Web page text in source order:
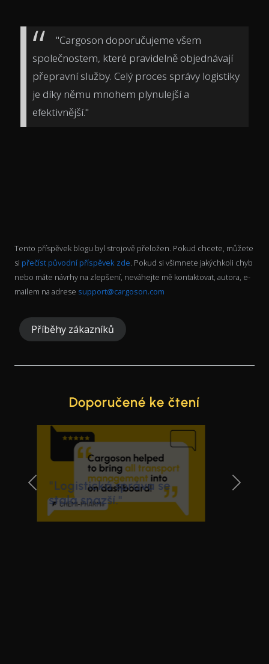
"Cargoson doporučujeme všem
společnostem, které pravidelně objednávají
přepravní služby. Celý proces správy logistiky
je díky němu mnohem plynulejší a
efektivnější."
Tento příspěvek blogu byl strojově přeložen. Pokud chcete, můžete
si přečíst původní příspěvek zde. Pokud si všimnete jakýchkoli chyb
nebo máte návrhy na zlepšení, neváhejte mě kontaktovat, autora, e-
mailem na adrese support@cargoson.com
Příběhy zákazníků
Doporučené ke čtení
Cargoson je stejně
jednoduchý jako
„Facebook"
Previous Slide Next